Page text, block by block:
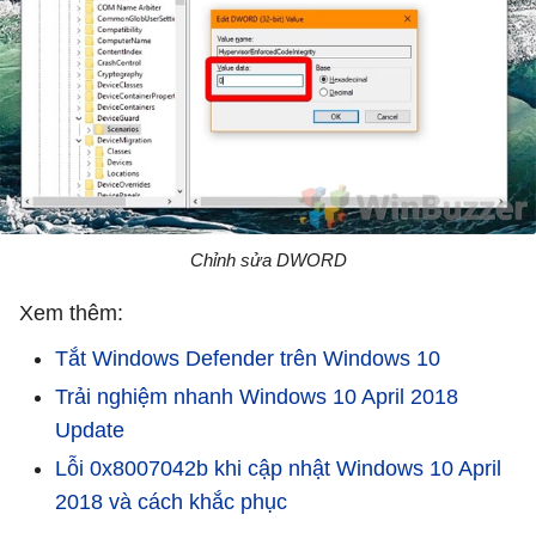
Chỉnh sửa DWORD
Xem thêm:
Tắt Windows Defender trên Windows 10
Trải nghiệm nhanh Windows 10 April 2018
Update
Lỗi 0x8007042b khi cập nhật Windows 10 April
2018 và cách khắc phục